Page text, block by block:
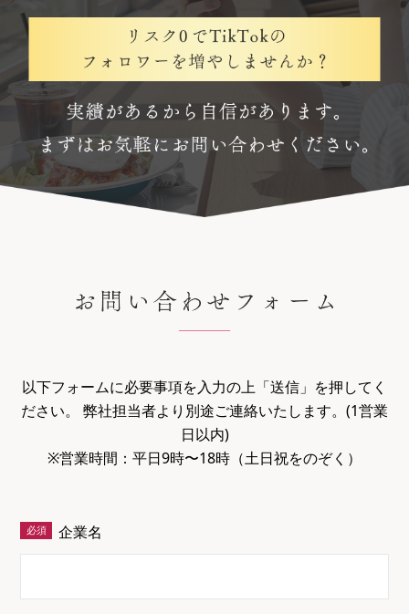
以下フォームに必要事項を入力の上「送信」を押してく
ださい。
弊社担当者より別途ご連絡いたします。(1営業
日以内)
※営業時間：平日9時〜18時（土日祝をのぞく）
企業名